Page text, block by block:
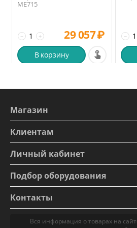
ME715
+
− 29 057₽
В корзину
−
Магазин
Клиентам
Личный кабинет
Подбор оборудования
Контакты
Вся информация о товарах на